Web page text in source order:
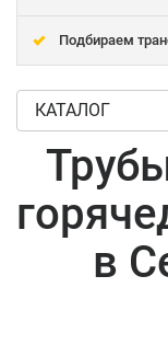
Подбираем
КАТАЛОГ
в